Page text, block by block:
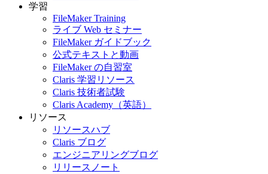
学習
FileMaker Training
ライブ Web セミナー
FileMaker ガイドブック
公式テキストと動画
FileMaker の自習室
Claris 学習リソース
Claris 技術者試験
Claris Academy（英語）
リソース
リソースハブ
Claris ブログ
エンジニアリングブログ
リリースノート